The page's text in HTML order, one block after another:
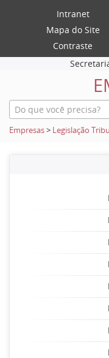
Intranet
Mapa do Site
Contraste
Empresas> Legislação